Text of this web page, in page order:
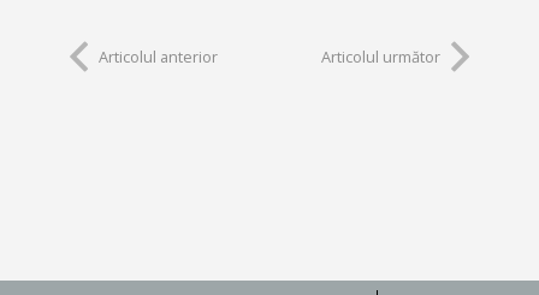
Articolul anterior Articolul următor